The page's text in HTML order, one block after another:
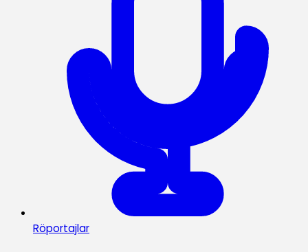
Röportajlar